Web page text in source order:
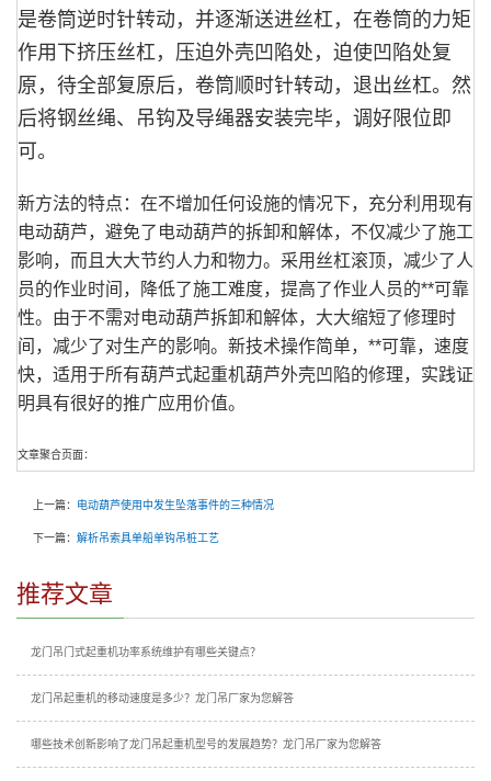
是卷筒逆时针转动，并逐渐送进丝杠，在卷筒的力矩
作用下挤压丝杠，压迫外壳凹陷处，迫使凹陷处复
原，待全部复原后，卷筒顺时针转动，退出丝杠。然
后将钢丝绳、吊钩及导绳器安装完毕，调好限位即
可。
新方法的特点：在不增加任何设施的情况下，充分利用现有
电动葫芦，避免了电动葫芦的拆卸和解体，不仅减少了施工
影响，而且大大节约人力和物力。采用丝杠滚顶，减少了人
员的作业时间，降低了施工难度，提高了作业人员的**可靠
性。由于不需对电动葫芦拆卸和解体，大大缩短了修理时
间，减少了对生产的影响。新技术操作简单，**可靠，速度
快，适用于所有葫芦式起重机葫芦外壳凹陷的修理，实践证
明具有很好的推广应用价值。
文章聚合页面：
上一篇： 电动葫芦使用中发生坠落事件的三种情况
下一篇： 解析吊索具单船单钩吊桩工艺
推荐文章
龙门吊门式起重机功率系统维护有哪些关键点？
龙门吊起重机的移动速度是多少？龙门吊厂家为您解答
哪些技术创新影响了龙门吊起重机型号的发展趋势？龙门吊厂家为您解答